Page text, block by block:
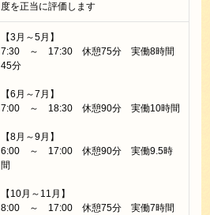
度を正当に評価します
【3月～5月】
7:30 ～ 17:30 休憩75分 実働8時間
45分
【6月～7月】
7:00 ～ 18:30 休憩90分 実働10時間
【8月～9月】
6:00 ～ 17:00 休憩90分 実働9.5時
間
【10月～11月】
8:00 ～ 17:00 休憩75分 実働7時間